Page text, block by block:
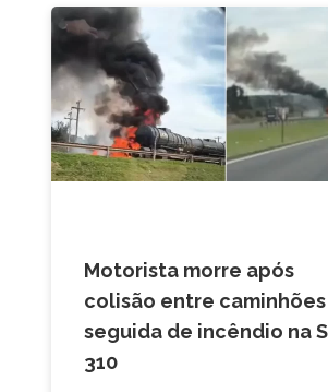
Motorista morre após
colisão entre caminhões
seguida de incêndio na
310